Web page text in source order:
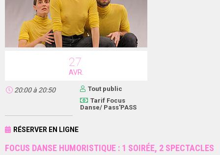
27
AVR.
20:00à 20:50
Tout public
Tarif Focus
Danse/ Pass'PASS
RÉSERVER EN LIGNE
FOCUS DANSE HUMORISTIQUE : 1 SOIRÉE, 2 SPECTACLES